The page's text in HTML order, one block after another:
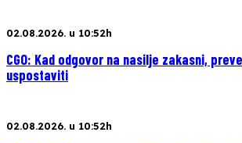
02.08.2026. u 10:52h
CGO: Kad odgovor na nasilje zakasni,
uspostaviti
02.08.2026. u 10:52h